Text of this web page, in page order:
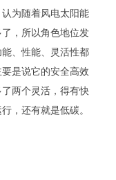
为随着风电太阳能
，所以角色地位发
、性能、灵活性都
是说它的安全高效
两个灵活，得有快
，还有就是低碳。